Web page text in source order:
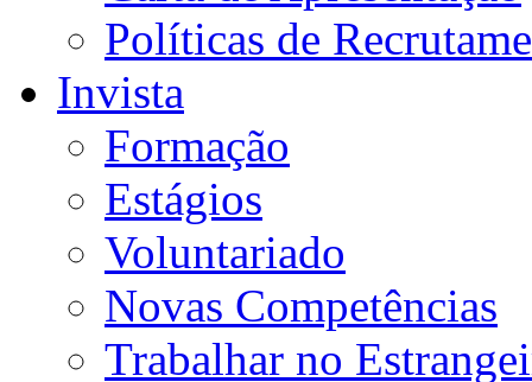
Políticas de
Invista
Formação
Estágios
Voluntariado
Novas Competências
Trabalhar no